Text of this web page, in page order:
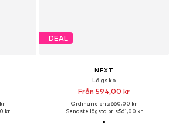
kr
DEAL
NEXT
Lågsko
Från 594,00 kr
Ordinarie pris: 660,00 kr
Senaste lägsta pris:561,00 kr